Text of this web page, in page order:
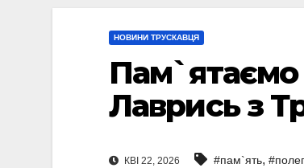
НОВИНИ ТРУСКАВЦЯ
Пам`ятаємо
Лаврись з
КВІ 22, 2026 #пам`ять,